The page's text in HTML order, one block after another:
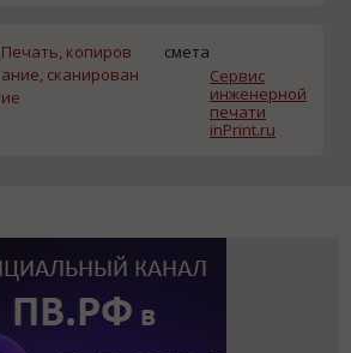
Печать, копиров
ание, сканирован
ие
смета
Сервис
инженерной
печати
inPrint.ru